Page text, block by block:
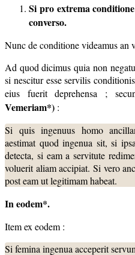
Si pro extrema
converso.
Nunc de conditione videamus an
Ad quod dicimus quia non
si nescitur esse servilis
eius fuerit deprehensa ;
Vemeriam*) :
Si quis ingenuus homo
aestimat quod ingenua sit, si
detecta, si eam a servitute
voluerit aliam accipiat. Si vero
post eam ut legitimam habeat.
In eodem*.
Item ex eodem :
Si femina ingenua acceperit